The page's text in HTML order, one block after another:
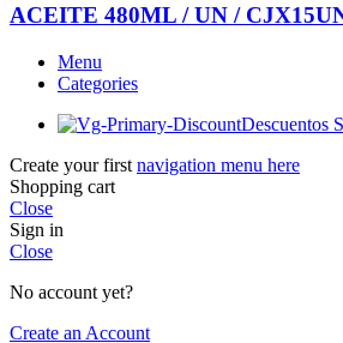
ACEITE 480ML / UN /
Menu
Categories
Descuentos
Create your first navigation menu here
Shopping cart
Close
Sign in
Close
No account yet?
Create an Account